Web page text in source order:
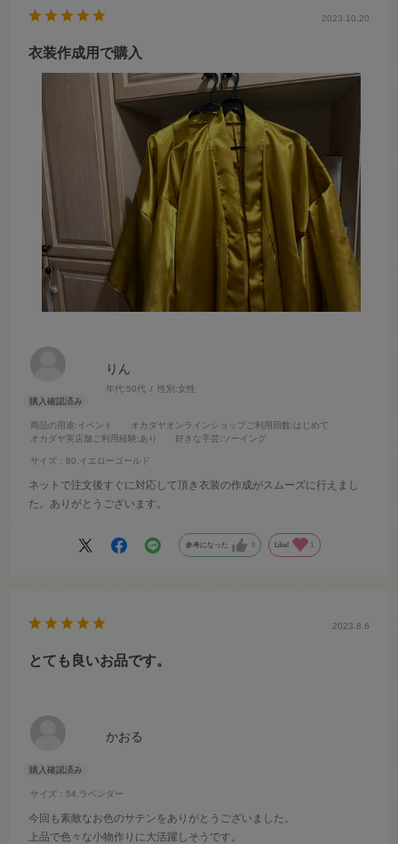
りん
年代:50代 性別:女性
商品の用途:イベント オカダヤオンラインショップご利用回数:はじめて
オカダヤ実店舗ご利用経験:あり 好きな手芸:ソーイング
サイズ：80.イエローゴールド
2023.10.20
衣装作成用で購入
ネットで注文後すぐに対応して頂き衣装の作成がスムーズに行えまし
た。ありがとうございます。
参考になった 0 Like! 1
かおる
サイズ：54.ラベンダー
2023.8.6
とても良いお品です。
今回も素敵なお色のサテンをありがとうございました。
上品で色々な小物作りに大活躍しそうです。